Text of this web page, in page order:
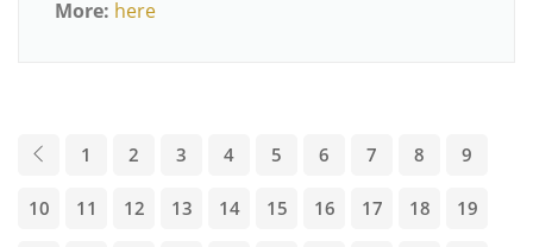
More: here
1 2 3 4 5 6 7 8 9
10 11 12 13 14 15 16 17 18 19